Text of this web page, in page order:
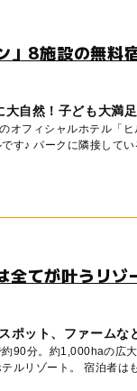
」8施設の無料
大自然！子ども大満
オフィシャルホテル「
リゾート感たっぷりホテルで
全てが叶うリゾ
ポット、ファームな
90分。約1,000haの広
む全室オールスイ